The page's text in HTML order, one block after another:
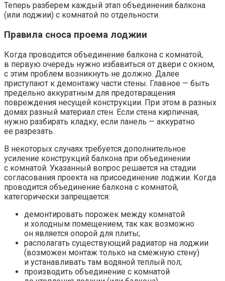
Теперь разберем каждый этап объединения балкона
(или лоджии) с комнатой по отдельности.
Правила сноса проема лоджии
Когда проводится объединение балкона с комнатой,
в первую очередь нужно избавиться от двери с окном,
с этим проблем возникнуть не должно. Далее
приступают к демонтажу части стены. Главное — быть
предельно аккуратным для предотвращения
повреждения несущей конструкции. При этом в разных
домах разный материал стен. Если стена кирпичная,
нужно разбирать кладку, если панель — аккуратно
ее разрезать.
В некоторых случаях требуется дополнительное
усиление конструкций балкона при объединении
с комнатой. Указанный вопрос решается на стадии
согласования проекта на присоединение лоджии. Когда
проводится объединение балкона с комнатой,
категорически запрещается:
демонтировать порожек между комнатой
и холодным помещением, так как возможно
он является опорой для плиты;
располагать существующий радиатор на лоджии
(возможен монтаж только на смежную стену)
и устанавливать там водяной теплый пол;
производить объединение с комнатой